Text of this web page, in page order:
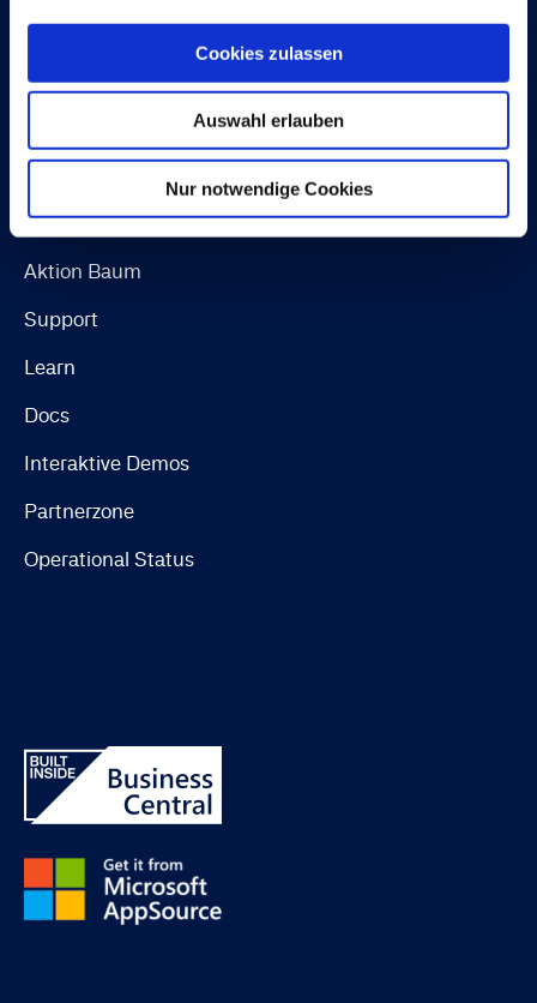
Cookies zulassen
Auswahl erlauben
Nur notwendige Cookies
Ressourcen
Use cases
Webinars
Aktion Baum
Support
Learn
Docs
Interaktive Demos
Partnerzone
Operational Status